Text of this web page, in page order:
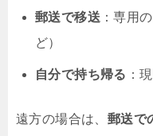
郵送で移送 ：専用
ど）
自分で持ち帰る ：
遠方の場合は、 郵送で